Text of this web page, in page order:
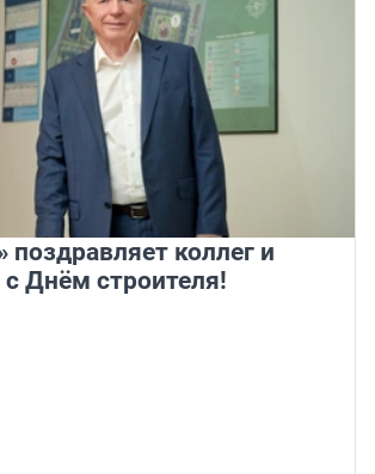
поздравляет коллег и
с Днём строителя!